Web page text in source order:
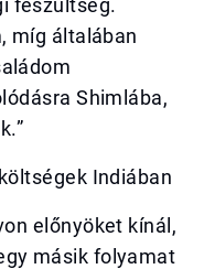
feszültség.
míg általában
Shimlába,
Indiában
előnyöket kínál,
másik folyamat